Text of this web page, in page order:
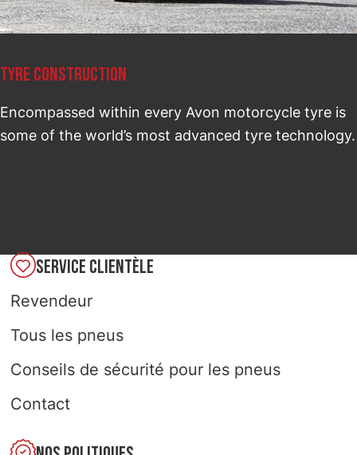
TYRE CONSTRUCTION
Encompassed within every Avon motorcycle tyre is
some of the world’s most advanced tyre technology.
SERVICE CLIENTÈLE
Revendeur
Tous les pneus
Conseils de sécurité pour les pneus
Contact